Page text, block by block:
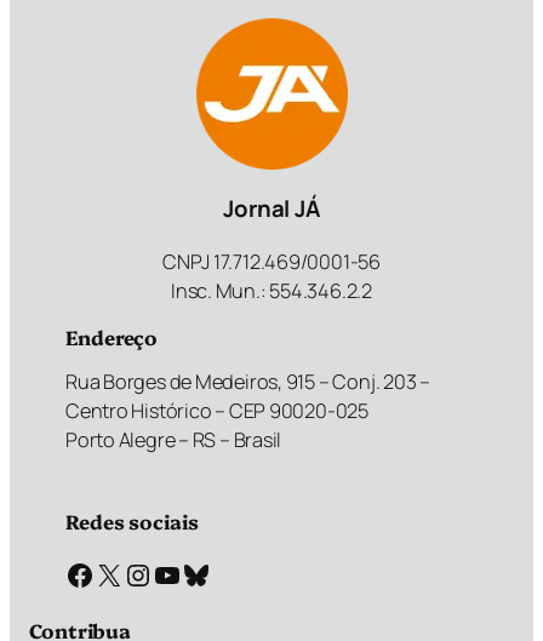
Jornal JÁ
CNPJ 17.712.469/0001-56
Insc. Mun.: 554.346.2.2
Endereço
Rua Borges de Medeiros, 915 – Conj. 203 –
Centro Histórico – CEP 90020-025
Porto Alegre – RS – Brasil
Redes sociais
Facebook X Instagram Youtube Bluesky
Contribua